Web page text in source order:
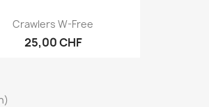
Crawlers W-Free
25,00 CHF